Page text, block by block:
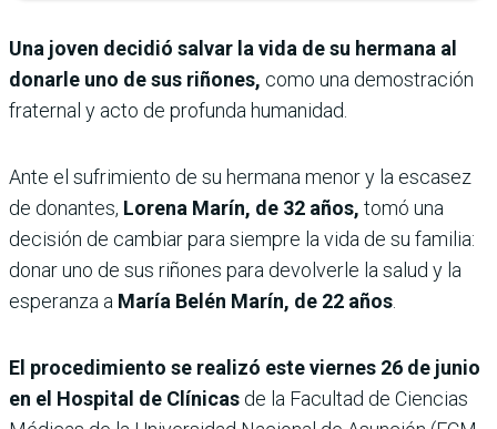
Una joven decidió salvar la vida de su hermana al
donarle uno de sus riñones, como una demostración
fraternal y acto de profunda humanidad.
Ante el sufrimiento de su hermana menor y la escasez
de donantes, Lorena Marín, de 32 años, tomó una
decisión de cambiar para siempre la vida de su familia:
donar uno de sus riñones para devolverle la salud y la
esperanza a María Belén Marín, de 22 años.
El procedimiento se realizó este viernes 26 de junio
en el Hospital de Clínicas de la Facultad de Ciencias